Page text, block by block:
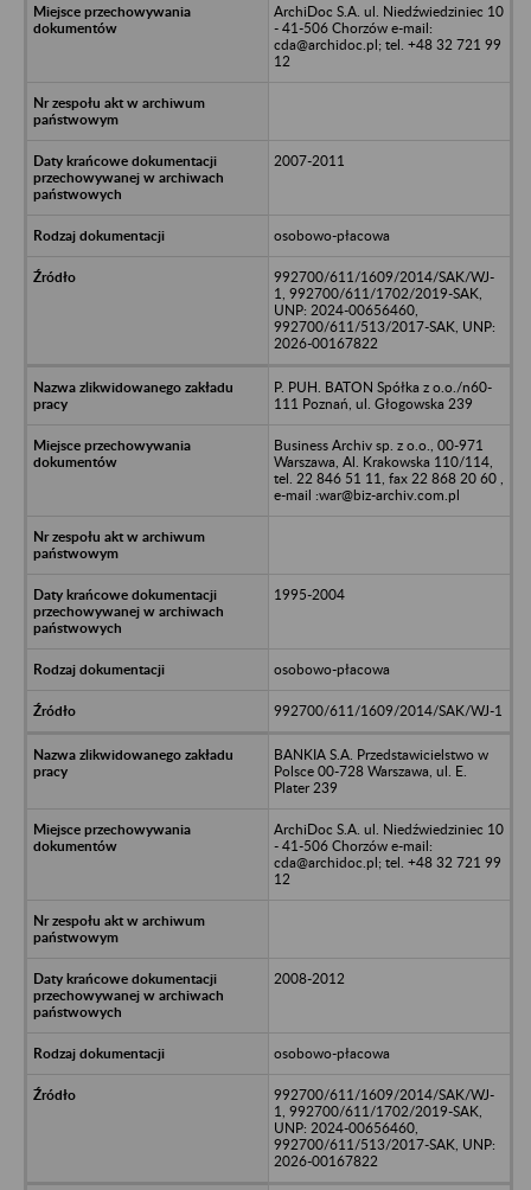
ArchiDoc S.A. ul. Niedźwiedziniec 10
- 41-506 Chorzów e-mail:
cda@archidoc.pl; tel. +48 32 721 99
12
2007-2011
osobowo-płacowa
992700/611/1609/2014/SAK/WJ-
1, 992700/611/1702/2019-SAK,
UNP: 2024-00656460,
992700/611/513/2017-SAK, UNP:
2026-00167822
P. PUH. BATON Spółka z o.o./n60-
111 Poznań, ul. Głogowska 239
Business Archiv sp. z o.o., 00-971
Warszawa, Al. Krakowska 110/114,
tel. 22 846 51 11, fax 22 868 20 60 ,
e-mail :war@biz-archiv.com.pl
1995-2004
osobowo-płacowa
992700/611/1609/2014/SAK/WJ-1
BANKIA S.A. Przedstawicielstwo w
Polsce 00-728 Warszawa, ul. E.
Plater 239
ArchiDoc S.A. ul. Niedźwiedziniec 10
- 41-506 Chorzów e-mail:
cda@archidoc.pl; tel. +48 32 721 99
12
2008-2012
osobowo-płacowa
992700/611/1609/2014/SAK/WJ-
1, 992700/611/1702/2019-SAK,
UNP: 2024-00656460,
992700/611/513/2017-SAK, UNP:
2026-00167822